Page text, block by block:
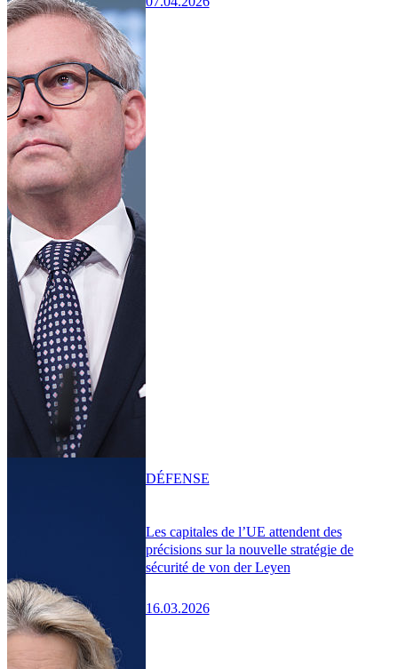
Les capitales de l’UE attendent des
précisions sur la nouvelle stratégie de
sécurité de von der Leyen
16.03.2026
DÉFENSE